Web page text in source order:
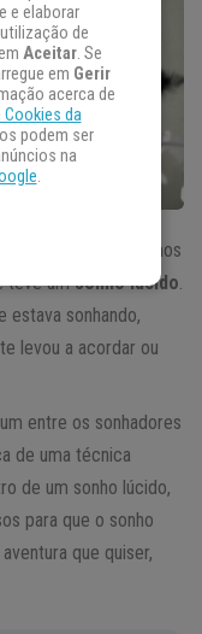
ou até mesmo anos
teve umsonho lúcido
estava sonhando,
levou a acordar ou
entre os sonhadores
de uma técnica
de um sonho lúcido,
para que o sonho
que quiser,
e elaborar
de
Aceitar. Se
em Gerir
acerca de
Cookies da
podem ser
na
.